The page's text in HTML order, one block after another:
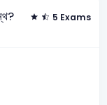
5 Exams